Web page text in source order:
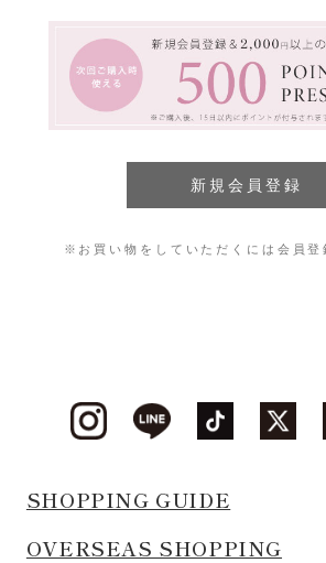
※お買い物をしていただくには会員登
SHOPPING GUIDE
OVERSEAS SHOPPING